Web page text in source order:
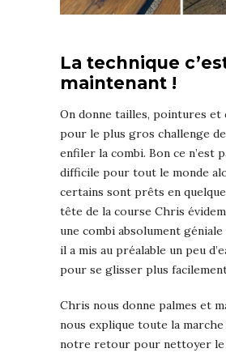
La technique
maintenant !
On donne tailles, pointures et
pour le plus gros challenge
enfiler la combi. Bon ce n’est
difficile pour tout le monde
certains sont prêts en
tête de la course Chris
une combi absolument géniale
il a mis au préalable un peu
pour se glisser plus
Chris nous donne palmes et
nous explique toute la marche
notre retour pour nettoyer le